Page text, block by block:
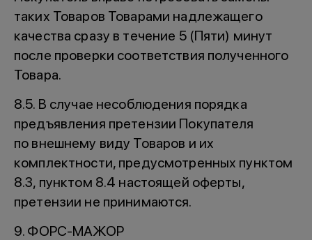
таких Товаров Товарами надлежащего
качества сразу в течение 5 (Пяти) минут
после проверки соответствия полученного
Товара.
8.5. В случае несоблюдения порядка
предъявления претензии Покупателя
по внешнему виду Товаров и их
комплектности, предусмотренных пунктом
8.3, пунктом 8.4 настоящей оферты,
претензии не принимаются.
9. ФОРС-МАЖОР